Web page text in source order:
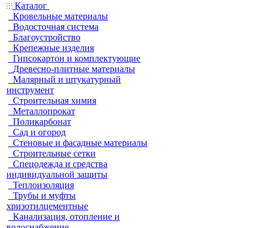
Каталог
Кровельные материалы
Водосточная система
Благоустройство
Крепежные изделия
Гипсокартон и комплектующие
Древесно-плитные материалы
Малярный и штукатурный
инструмент
Строительная химия
Металлопрокат
Поликарбонат
Сад и огород
Стеновые и фасадные материалы
Строительные сетки
Спецодежда и средства
индивидуальной защиты
Теплоизоляция
Трубы и муфты
хризотилцементные
Канализация, отопление и